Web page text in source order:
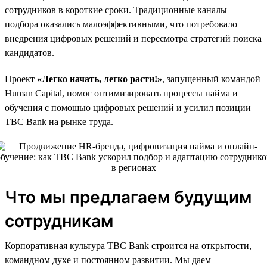
сотрудников в короткие сроки. Традиционные каналы
подбора оказались малоэффективными, что потребовало
внедрения цифровых решений и пересмотра стратегий поиска
кандидатов.
Проект «Легко начать, легко расти!», запущенный командой
Human Capital, помог оптимизировать процессы найма и
обучения с помощью цифровых решений и усилил позиции
TBC Bank на рынке труда.
Что мы предлагаем будущим
сотрудникам
Корпоративная культура TBC Bank строится на открытости,
командном духе и постоянном развитии. Мы даем